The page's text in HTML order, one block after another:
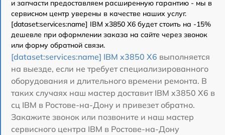
и запчасти предоставляем расширенную гарантию - мы в
сервисном центр уверены в качестве наших услуг.
[dataset:services:name] IBM x3850 X6 будет стоить на -15%
дешевле при оформлении заказа на сайте через звонок
или форму обратной связи.
[dataset:services:name] IBM x3850 X6 выполняется
на выезде, если не требует специализированного
оборудования и длительного времени ремонта. В
таких случаях наш мастер доставит IBM x3850 X6 в
сц IBM в Ростове-на-Дону и привезет обратно.
Закажите звонок или позвоните и наш мастер
сервисного центра IBM в Ростове-на-Дону